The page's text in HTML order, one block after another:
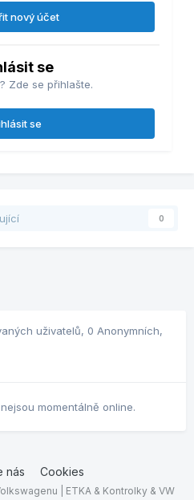
nový účet
se
Zde se přihlašte.
se
0
uživatelů, 0 Anonymních,
momentálně online.
nás Cookies
| ETKA & Kontrolky & VW